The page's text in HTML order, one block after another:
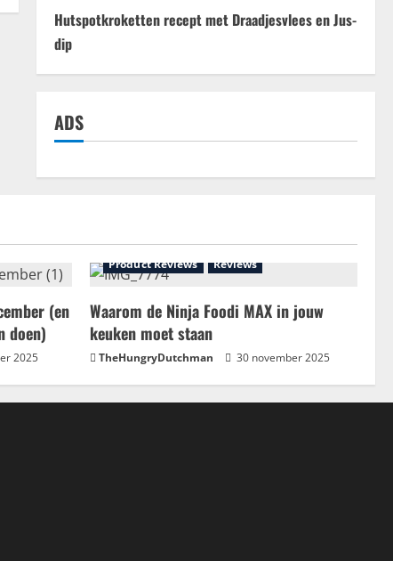
Hutspotkroketten recept met Draadjesvlees en Jus-
dip
ADS
(en
doen)
2025
Product Reviews Reviews
Waarom de Ninja Foodi MAX in jouw
keuken moet staan
TheHungryDutchman 30 november 2025